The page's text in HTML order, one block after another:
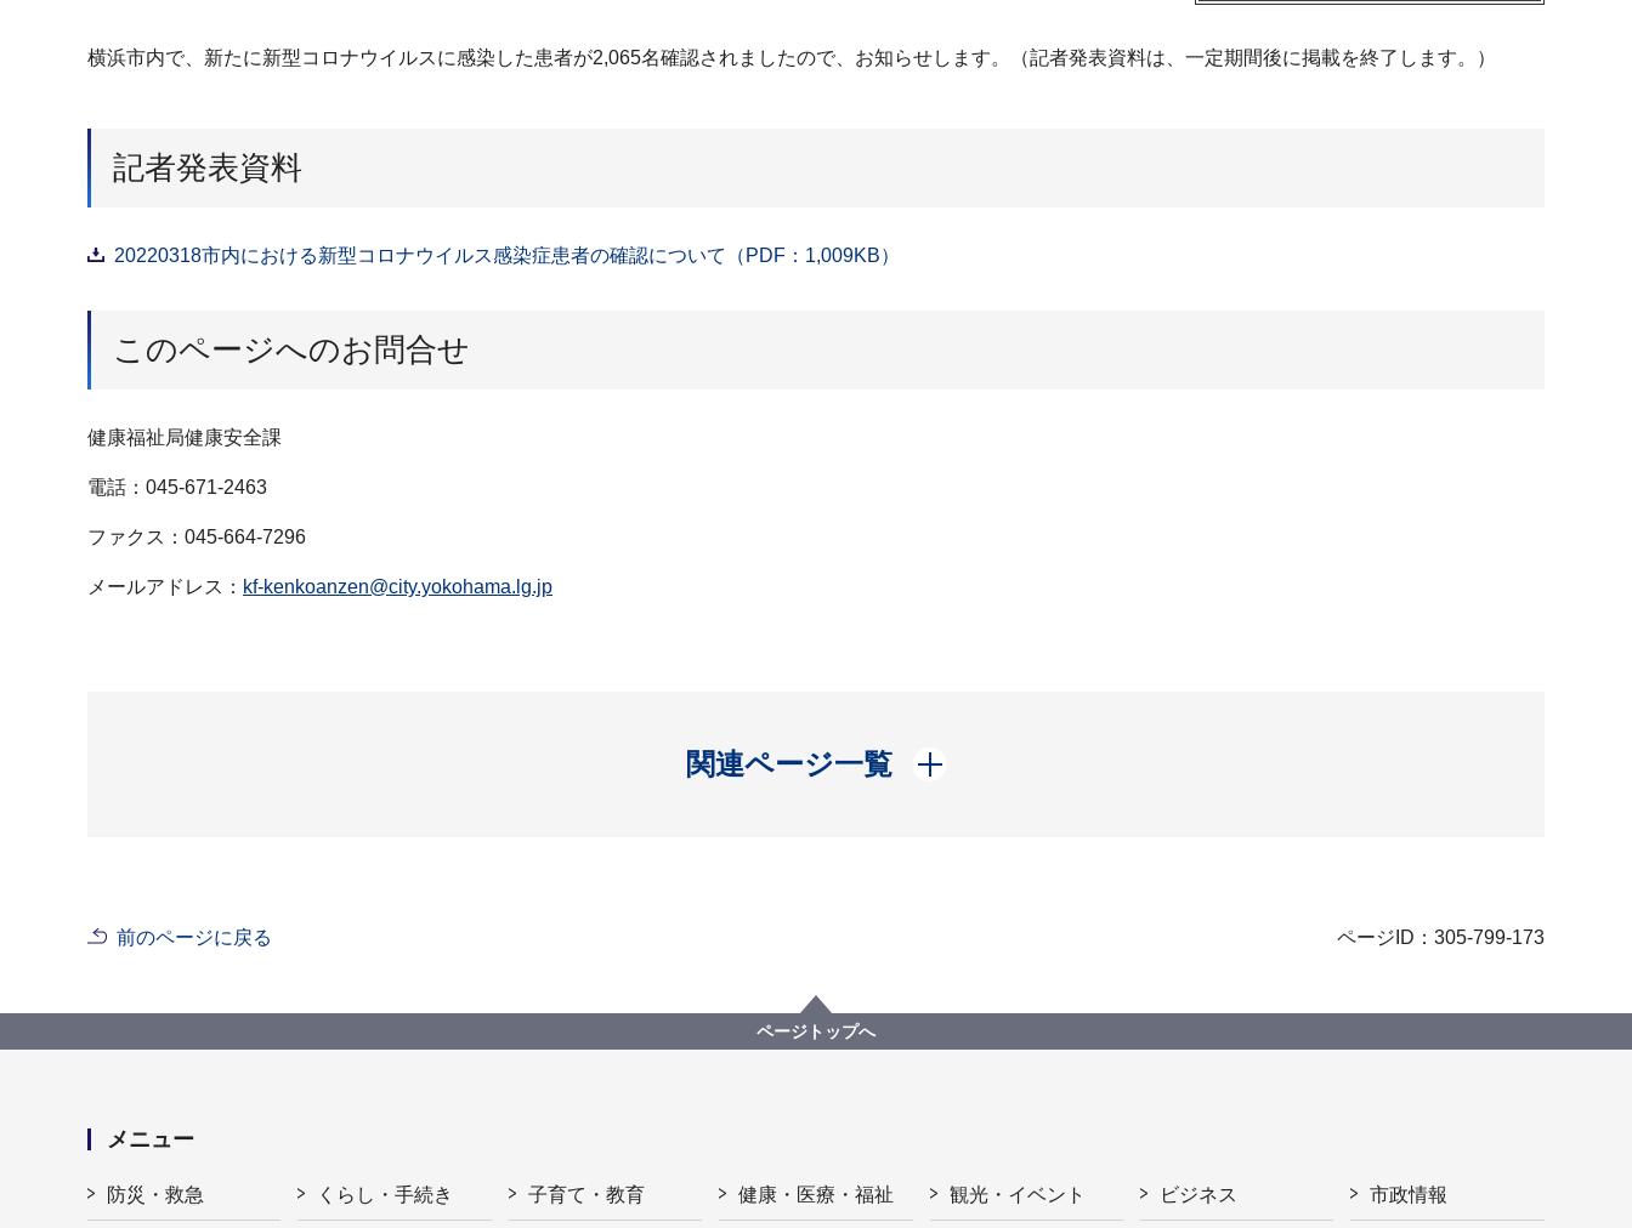
横浜市内で、新たに新型コロナウイルスに感染した患者が2,065名確認されましたので、お知らせします。（記者発表資料は、一定期間後に掲載を終了します。）
記者発表資料
20220318市内における新型コロナウイルス感染症患者の確認について（PDF：1,009KB）
このページへのお問合せ
健康福祉局健康安全課
電話：045-671-2463
ファクス：045-664-7296
メールアドレス： kf-kenkoanzen@city.yokohama.lg.jp
関連ページ一覧
開く
前のページに戻る ページID：305-799-173
ページトップへ
メニュー
防災・救急 くらし・手続き 子育て・教育 健康・医療・福祉 観光・イベント ビジネス 市政情報